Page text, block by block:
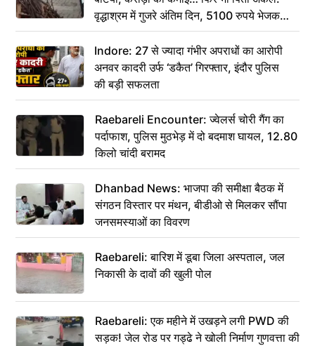
वृद्धाश्रम में गुजरे अंतिम दिन, 5100 रुपये भेजकर
कहा– अंतिम संस्कार कर दीजिए हम नहीं आ पाएंगे
Indore: 27 से ज्यादा गंभीर अपराधों का आरोपी
अनवर कादरी उर्फ ‘डकैत’ गिरफ्तार, इंदौर पुलिस
की बड़ी सफलता
Raebareli Encounter: ज्वेलर्स चोरी गैंग का
पर्दाफाश, पुलिस मुठभेड़ में दो बदमाश घायल, 12.80
किलो चांदी बरामद
Dhanbad News: भाजपा की समीक्षा बैठक में
संगठन विस्तार पर मंथन, बीडीओ से मिलकर सौंपा
जनसमस्याओं का विवरण
Raebareli: बारिश में डूबा जिला अस्पताल, जल
निकासी के दावों की खुली पोल
Raebareli: एक महीने में उखड़ने लगी PWD की
सड़क! जेल रोड पर गड्ढे ने खोली निर्माण गुणवत्ता की